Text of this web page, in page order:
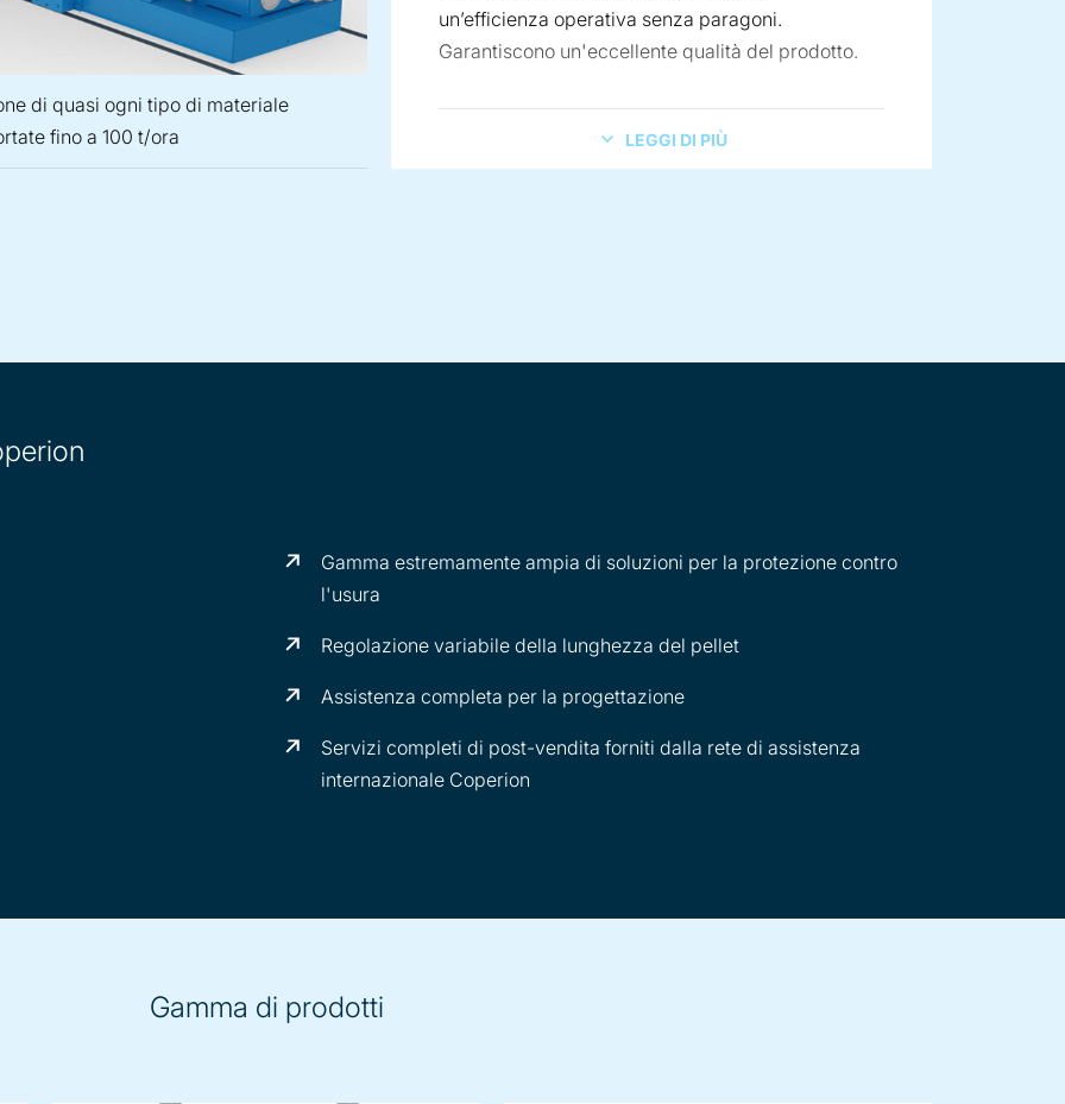
di quasi ogni tipo di materiale
fino a 100 t/ora
un’efficienza operativa senza paragoni.
Garantiscono un'eccellente qualità del prodotto.
LEGGI DI PIÙ
Gamma estremamente ampia di soluzioni per la protezione contro
l'usura
Regolazione variabile della lunghezza del pellet
Assistenza completa per la progettazione
Servizi completi di post-vendita forniti dalla rete di assistenza
internazionale Coperion
Gamma di prodotti